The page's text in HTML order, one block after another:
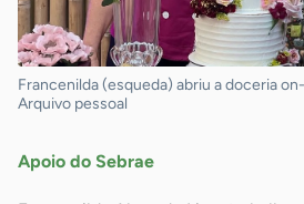
Francenilda (esqueda) abriu a doceria
Arquivo pessoal
Apoio do Sebrae